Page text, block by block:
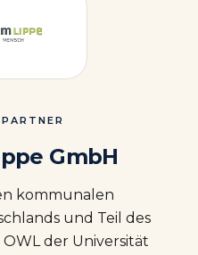
GmbH
kommunalen
und Teil des
der Universität